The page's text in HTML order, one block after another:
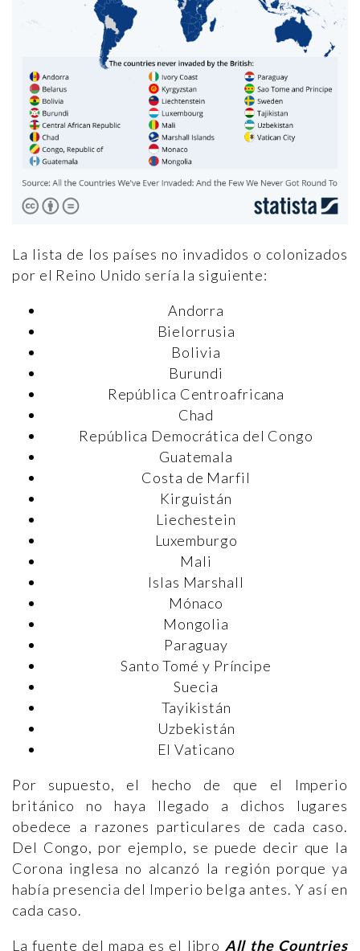
La lista de los países no invadidos o colonizados
por el Reino Unido sería la siguiente:
Andorra
Bielorrusia
Bolivia
Burundi
República Centroafricana
Chad
República Democrática del Congo
Guatemala
Costa de Marfil
Kirguistán
Liechestein
Luxemburgo
Mali
Islas Marshall
Mónaco
Mongolia
Paraguay
Santo Tomé y Príncipe
Suecia
Tayikistán
Uzbekistán
El Vaticano
Por supuesto, el hecho de que el Imperio
británico no haya llegado a dichos lugares
obedece a razones particulares de cada caso.
Del Congo, por ejemplo, se puede decir que la
Corona inglesa no alcanzó la región porque ya
había presencia del Imperio belga antes. Y así en
cada caso.
La fuente del mapa es el libro All the Countries